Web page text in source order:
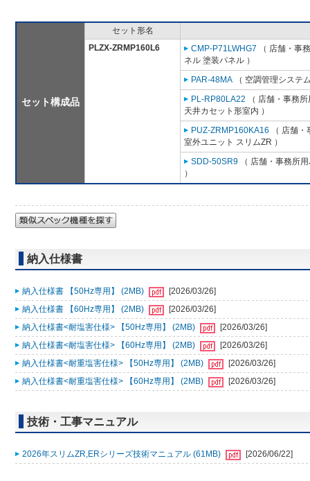
セット構成品
セット形名
PLZX-ZRMP160L6
CMP-P71LWHG7 （ 店舗・事
ネル 塗装パネル ）
PAR-48MA （ 空調管理システ
PL-RP80LA22 （ 店舗・事務
天井カセット形室内 ）
PUZ-ZRMP160KA16 （ 店舗
室外ユニット スリムZR ）
SDD-50SR9 （ 店舗・事務所
）
納入仕様書
納入仕様書 【50Hz専用】 (2MB)
[2026/03/26]
納入仕様書 【60Hz専用】 (2MB)
[2026/03/26]
納入仕様書<耐塩害仕様> 【50Hz専用】 (2MB)
[2026/03/26]
納入仕様書<耐塩害仕様> 【60Hz専用】 (2MB)
[2026/03/26]
納入仕様書<耐重塩害仕様> 【50Hz専用】 (2MB)
[2026/03/26]
納入仕様書<耐重塩害仕様> 【60Hz専用】 (2MB)
[2026/03/26]
技術・工事マニュアル
2026年スリムZR,ERシリーズ技術マニュアル (61MB) [2026/06/22]